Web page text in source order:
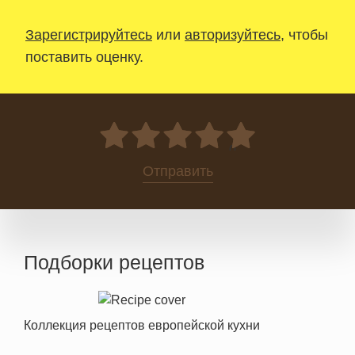
Зарегистрируйтесь или авторизуйтесь, чтобы
поставить оценку.
0
Отправить
Подборки рецептов
Коллекция рецептов европейской кухни